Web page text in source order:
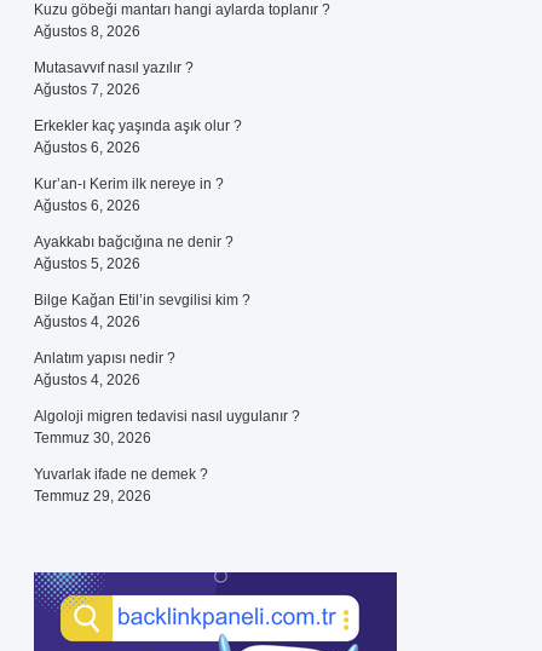
Kuzu göbeği mantarı hangi aylarda toplanır ?
Ağustos 8, 2026
Mutasavvıf nasıl yazılır ?
Ağustos 7, 2026
Erkekler kaç yaşında aşık olur ?
Ağustos 6, 2026
Kur’an-ı Kerim ilk nereye in ?
Ağustos 6, 2026
Ayakkabı bağcığına ne denir ?
Ağustos 5, 2026
Bilge Kağan Etil’in sevgilisi kim ?
Ağustos 4, 2026
Anlatım yapısı nedir ?
Ağustos 4, 2026
Algoloji migren tedavisi nasıl uygulanır ?
Temmuz 30, 2026
Yuvarlak ifade ne demek ?
Temmuz 29, 2026